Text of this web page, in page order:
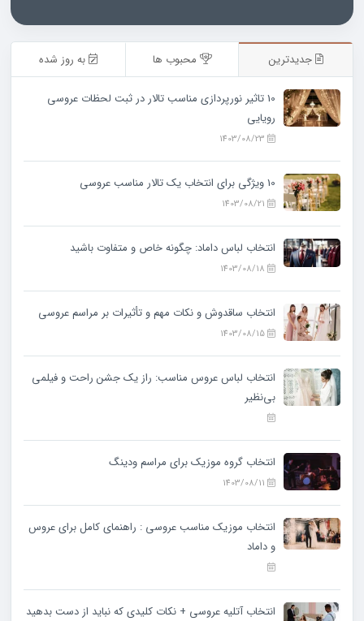
جدیدترین محبوب ها به روز شده
10 تاثیر نورپردازی مناسب تالار در ثبت لحظات عروسی
رویایی
10 ویژگی‌ برای انتخاب یک تالار مناسب عروسی
انتخاب لباس داماد: چگونه خاص و متفاوت باشید
انتخاب ساقدوش و نکات مهم و تأثیرات بر مراسم عروسی
انتخاب لباس عروس مناسب: راز یک جشن راحت و فیلمی
بی‌نظیر
انتخاب گروه موزیک برای مراسم ودینگ
انتخاب موزیک مناسب عروسی : راهنمای کامل برای عروس
و داماد
انتخاب آتلیه عروسی + نکات کلیدی که نباید از دست بدهید